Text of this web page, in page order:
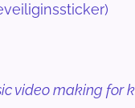
video making for